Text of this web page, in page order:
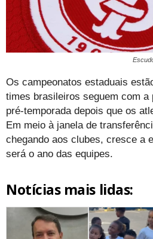
Os campeonatos estaduais
times brasileiros seguem com a
pré-temporada depois que os
Em meio à janela de
chegando aos clubes, cresce a
será o ano das equipes.
Notícias mais lidas: